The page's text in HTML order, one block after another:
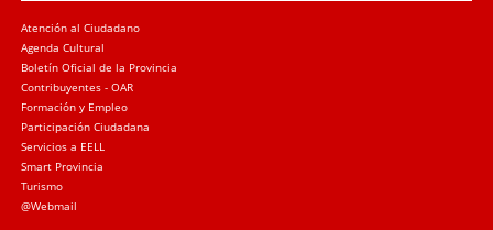
Atención al Ciudadano
Agenda Cultural
Boletín Oficial de la Provincia
Contribuyentes - OAR
Formación y Empleo
Participación Ciudadana
Servicios a EELL
Smart Provincia
Turismo
@Webmail